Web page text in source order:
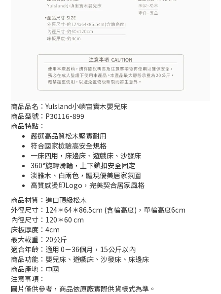
商品品名：YuIsland小嶼宙實木嬰兒床
商品型號：P30116-899
商品特點：
嚴選高品質松木堅實耐用
符合國家檢驗高安全規格
一床四用，床邊床、遊戲床、沙發床
360°旋轉滑輪，上下鎖扣安全固定
淡雅木、白兩色，體現優美居家氛圍
高質感燙印Logo，完美契合居家風格
商品材質：進口頂級松木
外徑尺寸：124＊64＊86.5cm (含輪高度)，單輪高度6cm
內徑尺寸：120＊60 cm
床板厚度：4cm
最大載重：20公斤
適合年齡：適用 0－36個月，15公斤以內
商品功能：嬰兒床、遊戲床、沙發床、床邊床
商品產地：中國
注意事項：
圖片僅供參考，商品依原廠實際供貨樣式為準。